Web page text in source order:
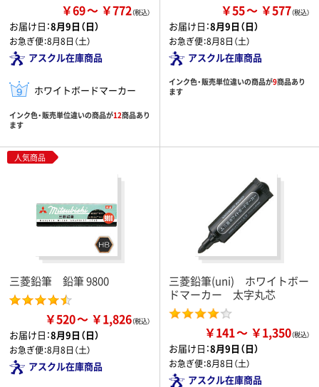
￥69 ￥772
お届け日：8月9日（日）
お急ぎ便：8月8日（土）
アスクル在庫商品
ホワイトボードマーカー
インク色・販売単位違いの商品が12商品あり
ます
￥55 ￥577
お届け日：8月9日（日）
お急ぎ便：8月8日（土）
アスクル在庫商品
インク色・販売単位違いの商品が9商品あり
ます
人気商品
三菱鉛筆 鉛筆 9800
￥520 ￥1,826
お届け日：8月9日（日）
お急ぎ便：8月8日（土）
アスクル在庫商品
三菱鉛筆(uni) ホワイトボー
ドマーカー 太字丸芯
￥141 ￥1,350
お届け日：8月9日（日）
お急ぎ便：8月8日（土）
アスクル在庫商品